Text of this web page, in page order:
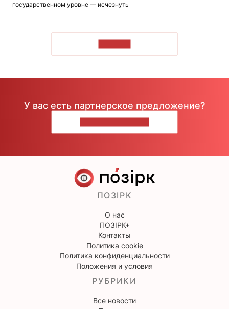
государственном уровне — исчезнуть
У вас есть партнерское предложение?
ПОЗІРК
О нас
ПОЗІРК+
Контакты
Политика cookie
Политика конфиденциальности
Положения и условия
РУБРИКИ
Все новости